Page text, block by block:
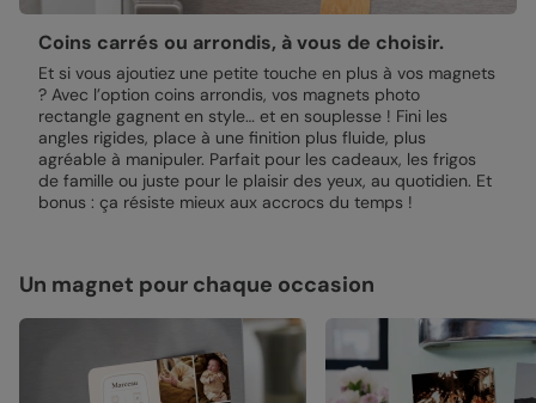
emballage adapté, pour un résultat intact à l'ouverture.
Votre satisfaction, notre priorité.
Si vous constatez le moindre souci lié à l'impression, au
façonnage ou à l’acheminement, contactez-nous dans les
30 jours. Nous nous occupons de tout et relançons une
impression si nécessaire.
Coins carrés ou arrondis, à vous de choisir.
Et si vous ajoutiez une petite touche en plus à vos magnets
? Avec l’option coins arrondis, vos magnets photo
rectangle gagnent en style… et en souplesse ! Fini les
angles rigides, place à une finition plus fluide, plus
agréable à manipuler. Parfait pour les cadeaux, les frigos
de famille ou juste pour le plaisir des yeux, au quotidien. Et
bonus : ça résiste mieux aux accrocs du temps !
Un magnet pour chaque occasion